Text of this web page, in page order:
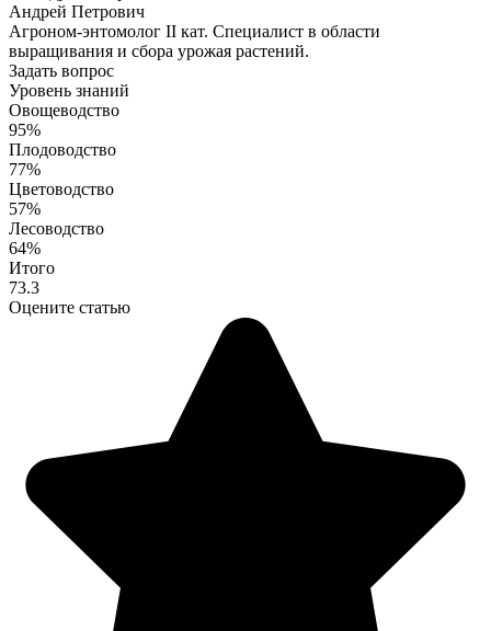
Андрей Петрович
Агроном-энтомолог II кат. Специалист в области
выращивания и сбора урожая растений.
Задать вопрос
Уровень знаний
Овощеводство
95%
Плодоводство
77%
Цветоводство
57%
Лесоводство
64%
Итого
73.3
Оцените статью